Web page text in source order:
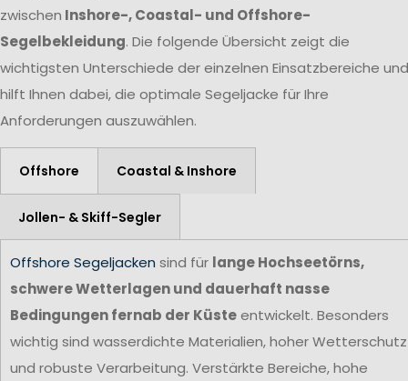
zwischen Inshore-, Coastal- und Offshore-
Segelbekleidung. Die folgende Übersicht zeigt die
wichtigsten Unterschiede der einzelnen Einsatzbereiche und
hilft Ihnen dabei, die optimale Segeljacke für Ihre
Anforderungen auszuwählen.
Offshore Coastal & Inshore
Jollen- & Skiff-Segler
Offshore Segeljacken sind für lange Hochseetörns,
schwere Wetterlagen und dauerhaft nasse
Bedingungen fernab der Küsteentwickelt. Besonders
wichtig sind wasserdichte Materialien, hoher Wetterschutz
und robuste Verarbeitung. Verstärkte Bereiche, hohe